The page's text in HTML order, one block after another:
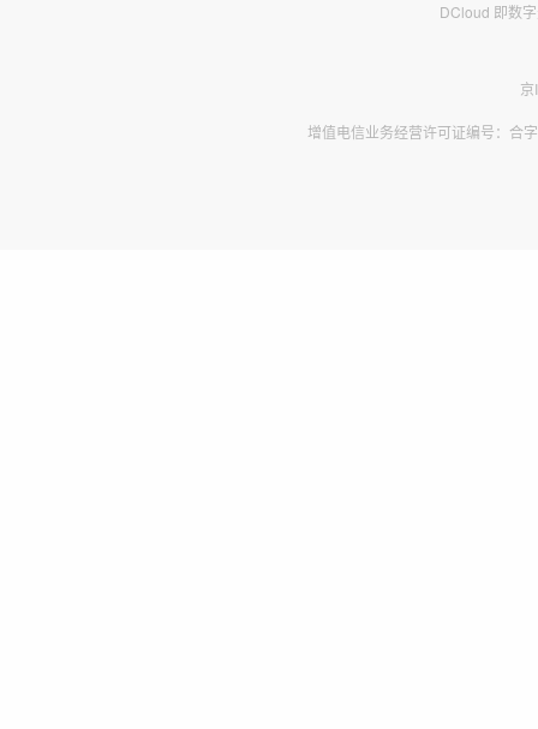
DCloud 即数
增值电信业务经营许可证编号：合